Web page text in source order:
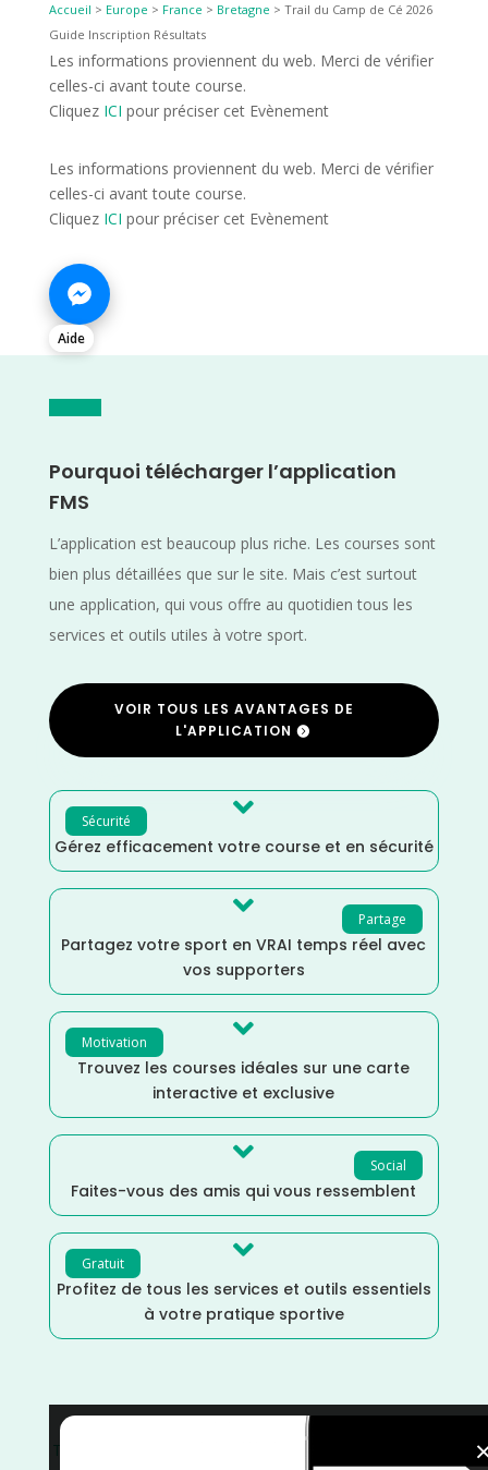
Accueil > Europe > France > Bretagne > Trail du Camp de Cé 2026
Guide Inscription Résultats
Les informations proviennent du web. Merci de vérifier
celles-ci avant toute course.
Cliquez ICI pour préciser cet Evènement
Les informations proviennent du web. Merci de vérifier
celles-ci avant toute course.
Cliquez ICI pour préciser cet Evènement
Aide
Pourquoi télécharger l’application
FMS
L’application est beaucoup plus riche. Les courses sont
bien plus détaillées que sur le site. Mais c’est surtout
une application, qui vous offre au quotidien tous les
services et outils utiles à votre sport.
VOIR TOUS LES AVANTAGES DE
L'APPLICATION
Sécurité 
Gérez efficacement votre course et en sécurité
Partage

Partagez votre sport en VRAI temps réel avec
vos supporters
Motivation 
Trouvez les courses idéales sur une carte
interactive et exclusive
Social

Faites-vous des amis qui vous ressemblent
Gratuit 
Profitez de tous les services et outils essentiels
à votre pratique sportive
Trail